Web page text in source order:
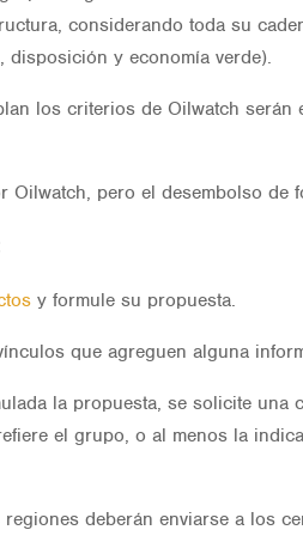
considerando toda su
y economía verde).
los criterios de Oilwatch
pero el desembolso de
y formule su propuesta.
que agreguen alguna
la propuesta, se solicite
el grupo, o al menos la
deberán enviarse a los